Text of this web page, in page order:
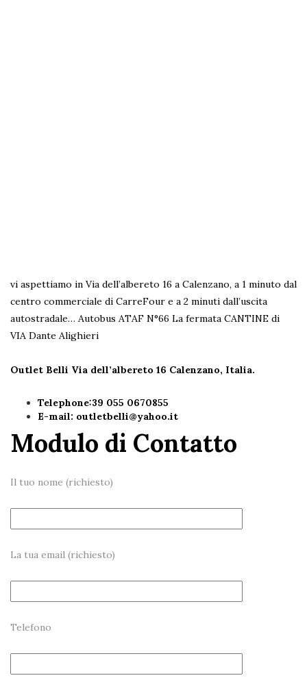
vi aspettiamo in Via dell’albereto 16 a Calenzano, a 1 minuto dal
centro commerciale di CarreFour e a 2 minuti dall’uscita
autostradale… Autobus ATAF N°66 La fermata CANTINE di
VIA Dante Alighieri
Outlet Belli Via dell’albereto 16 Calenzano, Italia.
Telephone:39 055 0670855
E-mail: outletbelli@yahoo.it
Modulo di Contatto
Il tuo nome (richiesto)
La tua email (richiesto)
Telefono